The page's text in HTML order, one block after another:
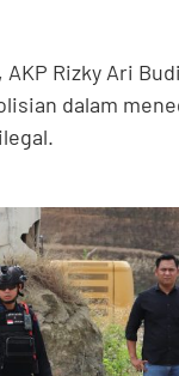
Rizky Ari
dalam